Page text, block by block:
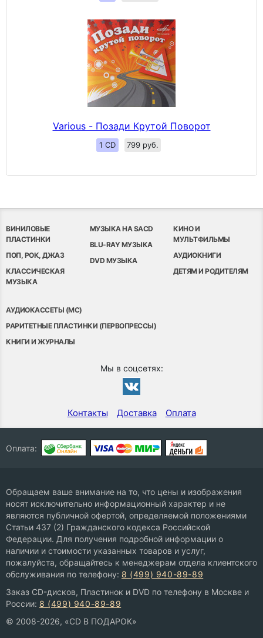
Various - Позади Крутой Поворот
1 CD 799 руб.
ВИНИЛОВЫЕ
ПЛАСТИНКИ
ПОП, РОК, ДЖАЗ
КЛАССИЧЕСКАЯ
МУЗЫКА
МУЗЫКА НА SACD
BLU-RAY МУЗЫКА
DVD МУЗЫКА
КИНО И
МУЛЬТФИЛЬМЫ
АУДИОКНИГИ
ДЕТЯМ И РОДИТЕЛЯМ
АУДИОКАССЕТЫ (MC)
РАРИТЕТНЫЕ ПЛАСТИНКИ (ПЕРВОПРЕССЫ)
КНИГИ И ЖУРНАЛЫ
Мы в соцсетях:
Контакты Доставка Оплата
Оплата:
Обращаем ваше внимание на то, что цены и изображения
носят исключительно информационный характер и не
являются публичной офертой, определяемой положениями
Статьи 437 (2) Гражданского кодекса Российской
Федерации. Для получения подробной информации о
наличии и стоимости указанных товаров и услуг,
пожалуйста, обращайтесь к менеджерам отдела клиентского
обслуживания по телефону: 8 (499) 940-89-89
Заказ CD-дисков, Пластинок и DVD по телефону в Москве и
России: 8 (499) 940-89-89
© 2008-2026, «CD В ПОДАРОК»